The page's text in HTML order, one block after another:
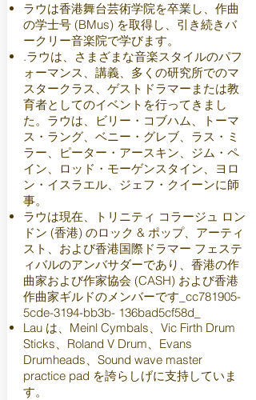
ラウは香港舞台芸術学院を卒業し、作曲
の学士号 (BMus) を取得し、引き続きバ
ークリー音楽院で学びます。
.ラウは、さまざまな音楽スタイルのパフ
ォーマンス、講義、多くの研究所でのマ
スタークラス、ゲストドラマーまたは教
育者としてのイベントを行ってきまし
た。ラウは、ビリー・コブハム、トーマ
ス・ラング、ベニー・グレブ、ラス・ミ
ラー、ピーター・アースキン、ジム・ペ
イン、ロッド・モーゲンスタイン、ヨロ
ン・イスラエル、ジェフ・クイーンに師
事。
ラウは現在、トリニティ コラージュ ロン
ドン (香港) のロック & ポップ、アーティ
スト、および香港国際ドラマー フェステ
ィバルのアンバサダーであり、香港の作
曲家および作家協会 (CASH) および香港
作曲家ギルドのメンバーです_cc781905-
5cde-3194-bb3b- 136bad5cf58d_
Lau は、Meinl Cymbals、Vic Firth Drum
Sticks、Roland V Drum、Evans
Drumheads、Sound wave master
practice pad を誇らしげに支持していま
す。